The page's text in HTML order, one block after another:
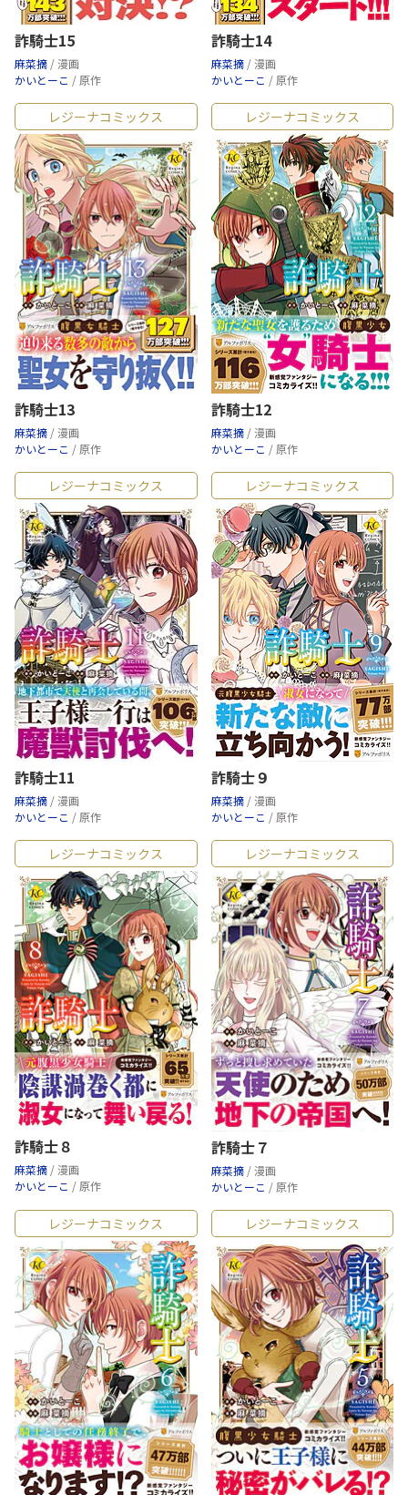
詐騎士15
麻菜摘 / 漫画
かいとーこ / 原作
詐騎士14
麻菜摘 / 漫画
かいとーこ / 原作
レジーナコミックス
詐騎士13
麻菜摘 / 漫画
かいとーこ / 原作
レジーナコミックス
詐騎士12
麻菜摘 / 漫画
かいとーこ / 原作
レジーナコミックス
詐騎士11
麻菜摘 / 漫画
かいとーこ / 原作
レジーナコミックス
詐騎士９
麻菜摘 / 漫画
かいとーこ / 原作
レジーナコミックス
詐騎士８
麻菜摘 / 漫画
かいとーこ / 原作
レジーナコミックス
詐騎士７
麻菜摘 / 漫画
かいとーこ / 原作
レジーナコミックス レジーナコミックス